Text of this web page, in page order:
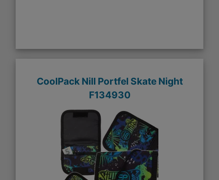
CoolPack Nill Portfel Skate Night
F134930